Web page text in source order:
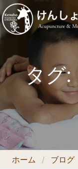
タグ:
ホーム ブログ